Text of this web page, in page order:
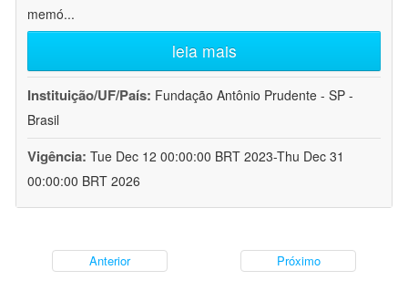
memó...
leia mais
Instituição/UF/País: Fundação Antônio Prudente - SP -
Brasil
Vigência: Tue Dec 12 00:00:00 BRT 2023-Thu Dec 31
00:00:00 BRT 2026
Anterior Próximo